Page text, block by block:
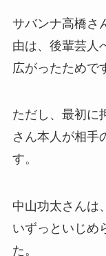
サバンナ高橋さ
由は、後輩芸人
広がったためで
ただし、最初に
さん本人が相手
す。
中山功太さんは
いずっといじめ
た。